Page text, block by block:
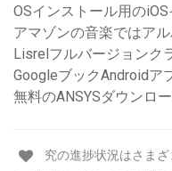
OSインストール用の
アマゾンの音楽ではア
Lisrelフルバージョンク
GoogleブックAndroidア
無料のANSYSダウンロ
究の進捗状況はさま